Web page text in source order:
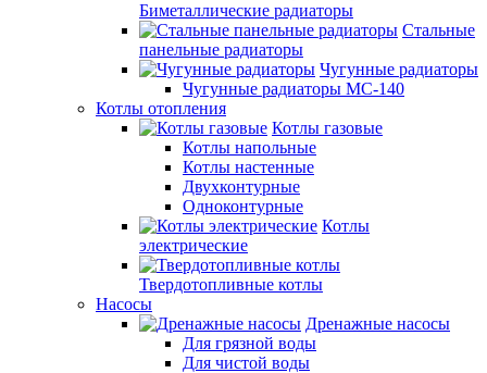
Биметаллические радиаторы
Стальные
панельные радиаторы
Чугунные радиаторы
Чугунные радиаторы МС-140
Котлы отопления
Котлы газовые
Котлы напольные
Котлы настенные
Двухконтурные
Одноконтурные
Котлы
электрические
Твердотопливные котлы
Насосы
Дренажные насосы
Для грязной воды
Для чистой воды